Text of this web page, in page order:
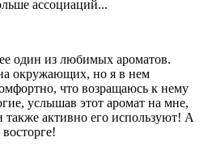
ассоциаций...
один из любимых ароматов.
окружающих, но я в нем
что возращаюсь к нему
услышав этот аромат на мне,
также активно его используют! А